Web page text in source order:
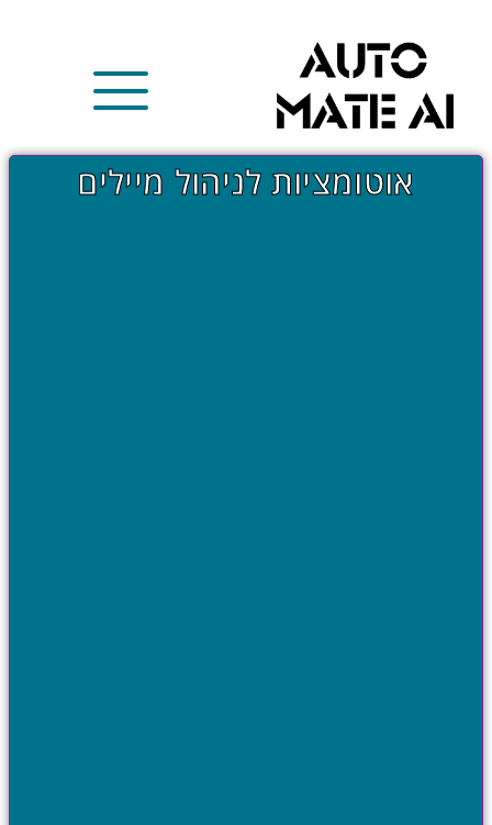
אוטומציות לניהול מיילים